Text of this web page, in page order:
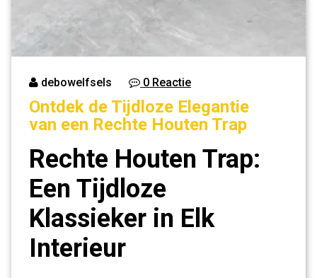
debowelfsels 0 Reactie
Ontdek de Tijdloze Elegantie
van een Rechte Houten Trap
Rechte Houten Trap:
Een Tijdloze
Klassieker in Elk
Interieur